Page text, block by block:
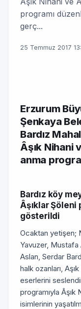
programı
gerç...
25 Temmuz 2017
Erzurum
Şenkaya
Bardız
Âşık Nihani
anma
Bardız köy
Âşıklar Şöleni
gösterildi
Ocaktan yetişen;
Yavuzer, Mustafa
Aslan, Serdar
halk ozanları,
eserlerini
programıyla Âşık
isimlerinin